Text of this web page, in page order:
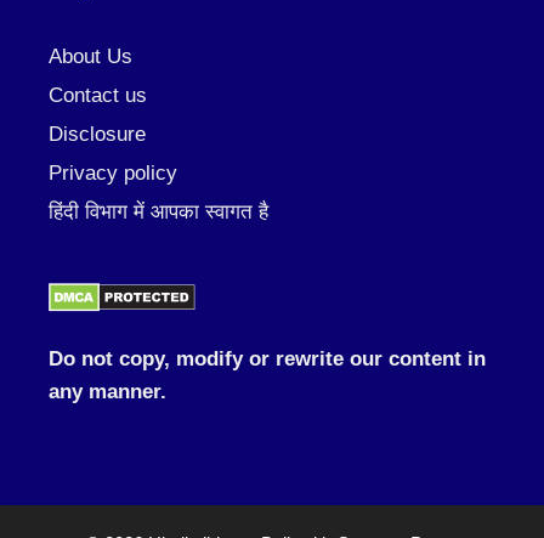
About Us
Contact us
Disclosure
Privacy policy
हिंदी विभाग में आपका स्वागत है
Do not copy, modify or rewrite our content in
any manner.